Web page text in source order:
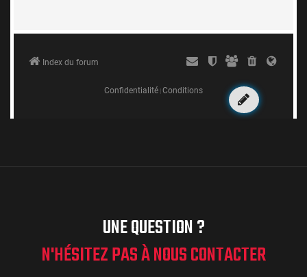
UNE QUESTION ?
N'HÉSITEZ PAS À NOUS CONTACTER